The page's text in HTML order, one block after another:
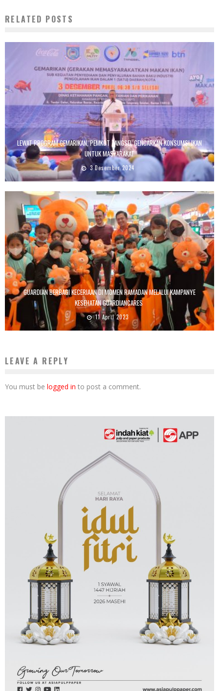
RELATED POSTS
LEWAT PROGRAM GEMARIKAN, PEMKOT TANGSEL GENCARKAN KONSUMSI IKAN
UNTUK MASYARAKAT
3 Desember 2024
GUARDIAN BERBAGI KECERIAAN DI MOMEN RAMADAN MELALUI KAMPANYE
KESEHATAN GUARDIANCARES
11 April 2023
LEAVE A REPLY
You must be logged in to post a comment.